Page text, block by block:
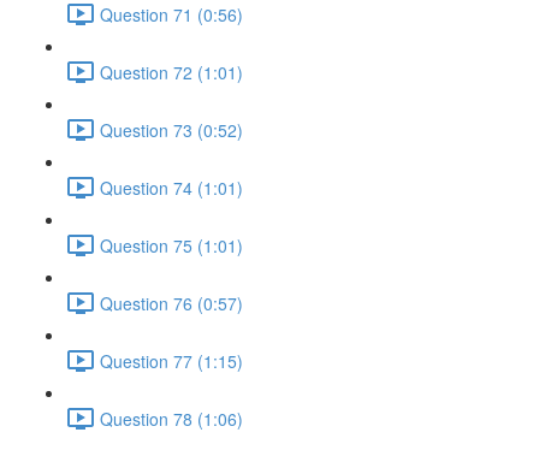
Question 71 (0:56)
Question 72 (1:01)
Question 73 (0:52)
Question 74 (1:01)
Question 75 (1:01)
Question 76 (0:57)
Question 77 (1:15)
Question 78 (1:06)